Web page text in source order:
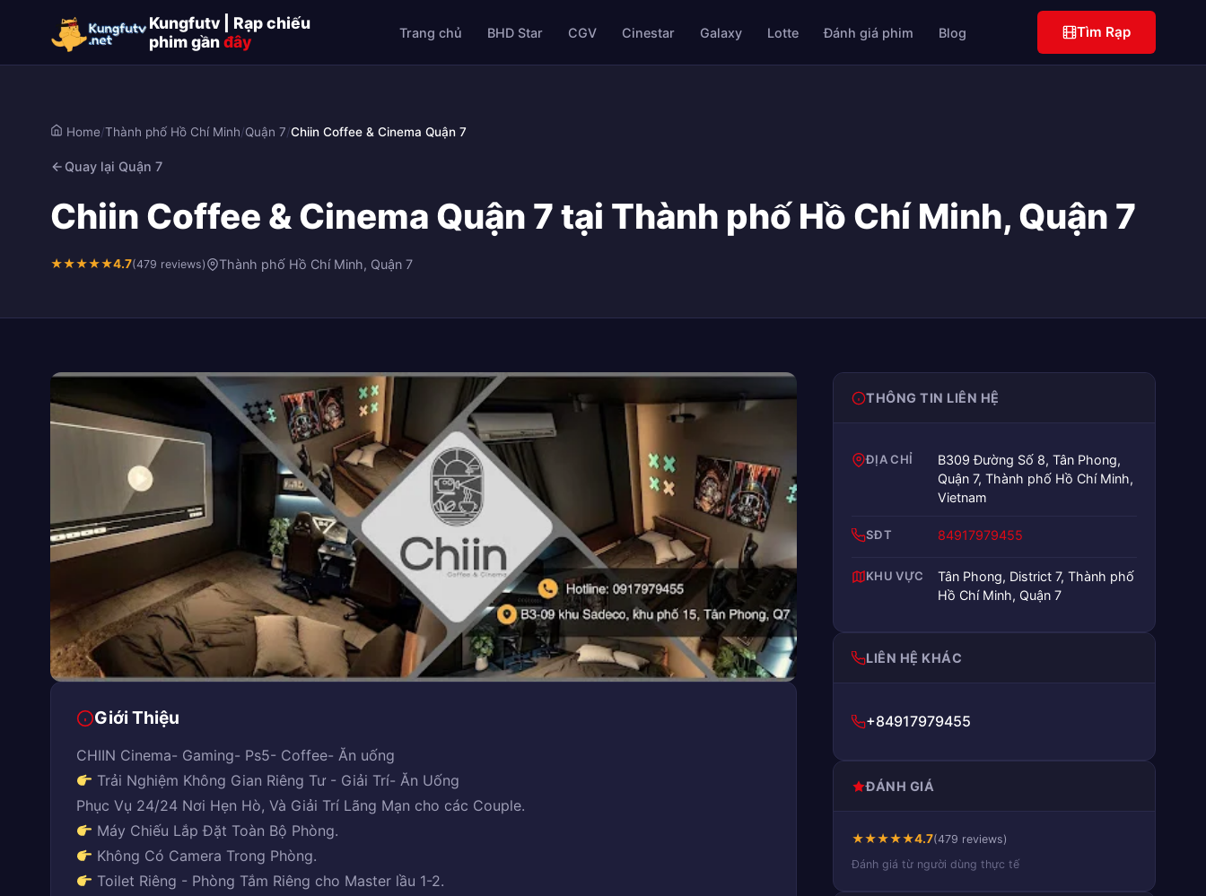
Kungfutv | Rạp chiếu
phim gầnđây Trang chủ BHD Star CGV Cinestar Galaxy Lotte Đánh giá phim Blog Tìm Rạp
Home/Thành phố Hồ Chí Minh/Quận 7/Chiin Coffee & Cinema Quận 7
Quay lại Quận 7
Chiin Coffee & Cinema Quận 7 tại Thành phố Hồ Chí Minh, Quận 7
★★★★★4.7(479 reviews) Thành phố Hồ Chí Minh, Quận 7
Giới Thiệu
CHIIN Cinema- Gaming- Ps5- Coffee- Ăn uống
Trải Nghiệm Không Gian Riêng Tư - Giải Trí- Ăn Uống
Phục Vụ 24/24 Nơi Hẹn Hò, Và Giải Trí Lãng Mạn cho các Couple.
Máy Chiếu Lắp Đặt Toàn Bộ Phòng.
Không Có Camera Trong Phòng.
Toilet Riêng - Phòng Tắm Riêng cho Master lầu 1-2.
THÔNG TIN LIÊN HỆ
ĐỊA CHỈ
B309 Đường Số 8, Tân Phong,
Quận 7, Thành phố Hồ Chí Minh,
Vietnam
SĐT 84917979455
KHU VỰC
Tân Phong, District 7, Thành phố
Hồ Chí Minh, Quận 7
LIÊN HỆ KHÁC
+84917979455
ĐÁNH GIÁ
★★★★★4.7(479 reviews)
Đánh giá từ người dùng thực tế